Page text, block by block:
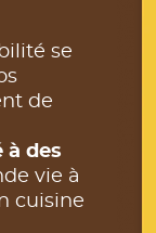
se
de
à des
vie à
cuisine